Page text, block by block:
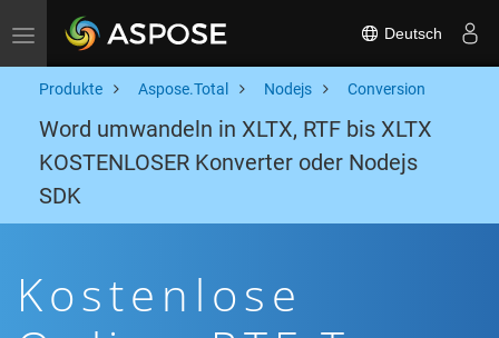
Toggle navigation Deutsch
Produkte Aspose.Total Nodejs Conversion
Word umwandeln in XLTX, RTF bis XLTX
KOSTENLOSER Konverter oder Nodejs
SDK
Kostenlose